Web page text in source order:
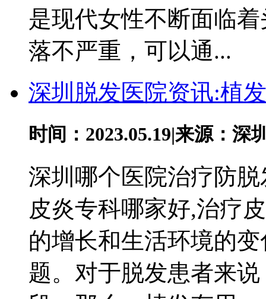
是现代女性不断面临
落不严重，可以通...
深圳脱发医院资讯:植
时间：2023.05.19|来源：深
深圳哪个医院治疗防
皮炎专科哪家好,治疗
的增长和生活环境的
题。对于脱发患者来